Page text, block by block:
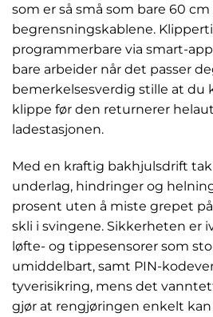
som er så små som bare 60
begrensningskablene.
programmerbare via smart-
bare arbeider når det passer
bemerkelsesverdig stille at du
klippe før den returnerer
ladestasjonen.
Med en kraftig bakhjulsdrift
underlag, hindringer og
prosent uten å miste grepet
skli i svingene. Sikkerheten er
løfte- og tippesensorer som
umiddelbart, samt PIN-
tyverisikring, mens det
gjør at rengjøringen enkelt